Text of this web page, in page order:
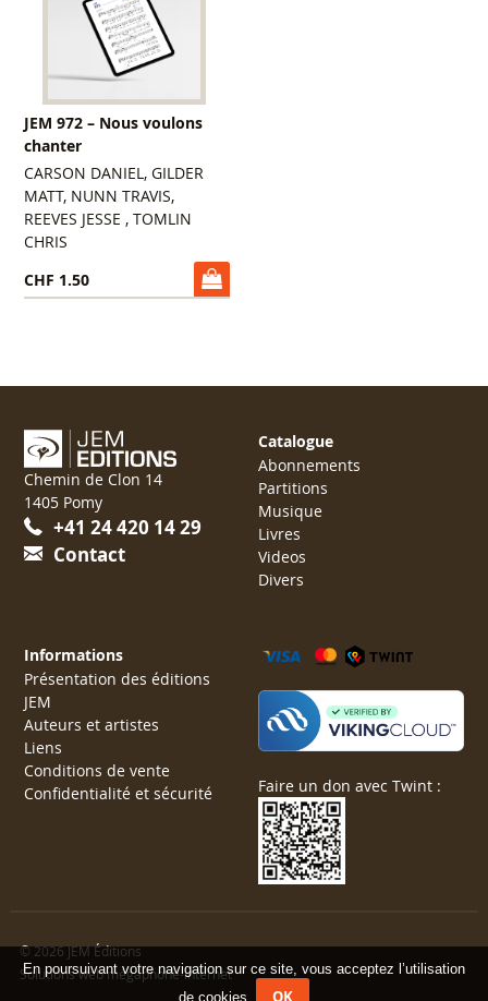
En poursuivant votre navigation sur ce site, vous acceptez l’utilisation
de cookies.
OK
JEM 972 – Nous voulons
chanter
CARSON DANIEL, GILDER
MATT, NUNN TRAVIS,
REEVES JESSE , TOMLIN
CHRIS
CHF 1.50
Chemin de Clon 14
1405 Pomy
+41 24 420 14 29
Contact
Catalogue
Abonnements
Partitions
Musique
Livres
Videos
Divers
Informations
Présentation des éditions
JEM
Auteurs et artistes
Liens
Conditions de vente
Confidentialité et sécurité
Faire un don avec Twint :
© 2026 JEM Éditions
Solutions web mégaphone-internet